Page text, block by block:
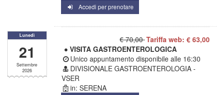
Accedi per prenotare
Lunedì
21
Settembre
2026
€ 70,00Tariffa web: € 63,00
● VISITA GASTROENTEROLOGICA
Unico appuntamento disponibile alle 16:30
DIVISIONALE GASTROENTEROLOGIA -
VSER
in: SERENA